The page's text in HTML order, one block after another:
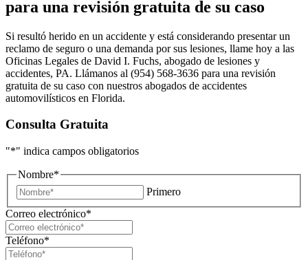
para una revisión gratuita de su caso
Si resultó herido en un accidente y está considerando presentar un
reclamo de seguro o una demanda por sus lesiones, llame hoy a las
Oficinas Legales de David I. Fuchs, abogado de lesiones y
accidentes, PA. Llámanos al (954) 568-3636 para una revisión
gratuita de su caso con nuestros abogados de accidentes
automovilísticos en Florida.
Consulta Gratuita
"*" indica campos obligatorios
Nombre*
Primero
Correo electrónico*
Teléfono*